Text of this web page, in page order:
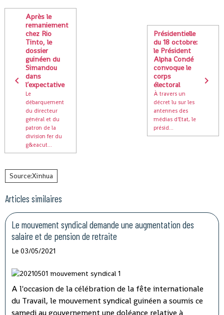
Après le
remaniement
chez Rio
Tinto, le
dossier
guinéen du
Simandou
dans
l’expectative
Le
débarquement
du directeur
général et du
patron de la
division fer du
g&eacut...
Présidentielle
du 18 octobre:
le Président
Alpha Condé
convoque le
corps
électoral
À travers un
décret lu sur les
antennes des
médias d'Etat, le
présid...
Source:Xinhua
Articles similaires
Le mouvement syndical demande une augmentation des
salaire et de pension de retraite
Le 03/05/2021
A l'occasion de la célébration de la fête internationale
du Travail, le mouvement syndical guinéen a soumis ce
samedi au gouvernement une doléance relative à